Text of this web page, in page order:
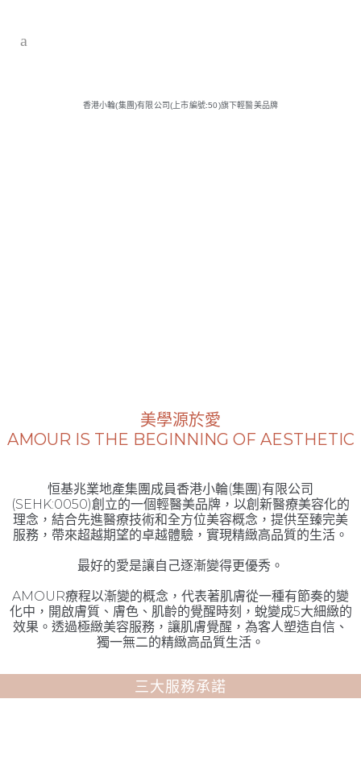
香港小輪(集團)有限公司(上市編號:50)旗下輕醫美品牌
美學源於愛
AMOUR IS THE BEGINNING OF AESTHETIC
恒基兆業地產集團成員香港小輪(集團)有限公司
(SEHK:0050)創立的一個輕醫美品牌，以創新醫療美容化的
理念，結合先進醫療技術和全方位美容概念，提供至臻完美
服務，帶來超越期望的卓越體驗，實現精緻高品質的生活。
最好的愛是讓自己逐漸變得更優秀。
AMOUR療程以漸變的概念，代表著肌膚從一種有節奏的變
化中，開啟膚質、膚色、肌齡的覺醒時刻，蛻變成5大細緻的
效果。透過極緻美容服務，讓肌膚覺醒，為客人塑造自信、
獨一無二的精緻高品質生活。
三大服務承諾